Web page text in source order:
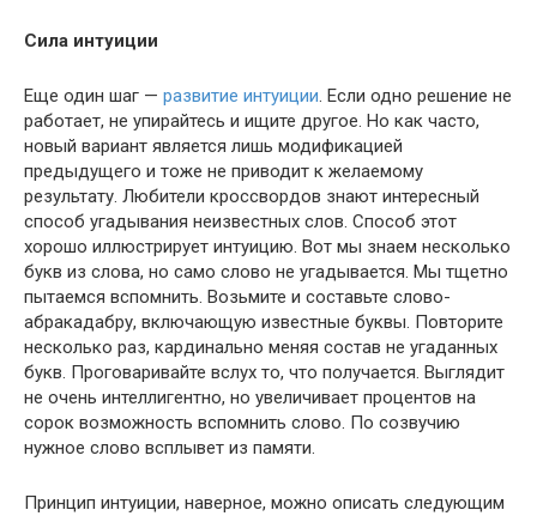
Сила интуиции
Еще один шаг — развитие интуиции. Если одно решение не
работает, не упирайтесь и ищите другое. Но как часто,
новый вариант является лишь модификацией
предыдущего и тоже не приводит к желаемому
результату. Любители кроссвордов знают интересный
способ угадывания неизвестных слов. Способ этот
хорошо иллюстрирует интуицию. Вот мы знаем несколько
букв из слова, но само слово не угадывается. Мы тщетно
пытаемся вспомнить. Возьмите и составьте слово-
абракадабру, включающую известные буквы. Повторите
несколько раз, кардинально меняя состав не угаданных
букв. Проговаривайте вслух то, что получается. Выглядит
не очень интеллигентно, но увеличивает процентов на
сорок возможность вспомнить слово. По созвучию
нужное слово всплывет из памяти.
Принцип интуиции, наверное, можно описать следующим